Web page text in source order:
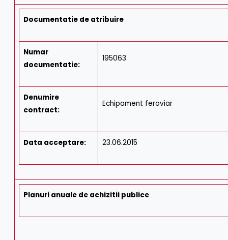
Documentatie de atribuire
Numar
documentatie:
195063
Denumire
contract:
Echipament feroviar
Data acceptare: 23.06.2015
Planuri anuale de achizitii publice